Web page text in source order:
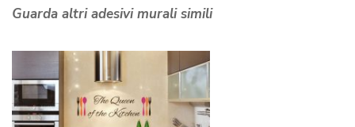
Guarda altri adesivi murali simili